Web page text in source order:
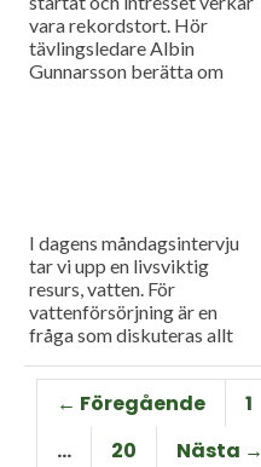
vara rekordstort. Hör
tävlingsledare Albin
Gunnarsson berätta om
I dagens måndagsintervju
tar vi upp en livsviktig
resurs, vatten. För
vattenförsörjning är en
fråga som diskuteras allt
lantbruket. Vi bjöd in Malin
Magnusson från Sweco för
att höra mer om utmaningar
och möjligheter på området.
← Föregående 1
…
20 Nästa →